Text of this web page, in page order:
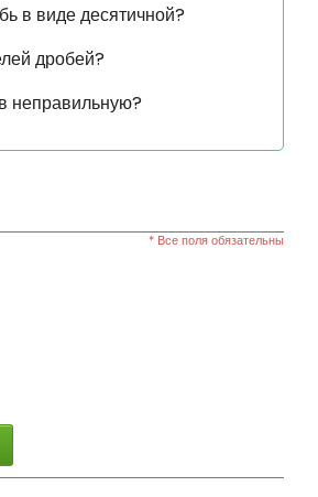
в виде десятичной?
дробей?
неправильную?
* Все поля обязательны